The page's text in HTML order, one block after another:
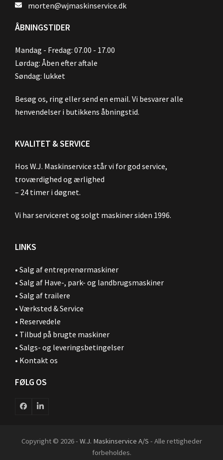
morten@wjmaskinservice.dk
ÅBNINGSTIDER
Mandag - Fredag: 07.00 - 17.00
Lørdag: Åben efter aftale
Søndag: lukket
Besøg os, ring eller send en email. Vi besvarer alle
henvendelser i butikkens åbningstid.
KVALITET & SERVICE
Hos W.J. Maskinservice står vi for god service,
troværdighed og ærlighed
– 24 timer i døgnet.
Vi har serviceret og solgt maskiner siden 1996.
LINKS
• Salg af entreprenørmaskiner
• Salg af Have-, park- og landbrugsmaskiner
• Salg af trailere
• Værksted & Service
• Reservedele
• Tilbud på brugte maskiner
• Salgs- og leveringsbetingelser
• Kontakt os
FØLG OS
FacebookLinkedIn
Copyright © 2026 - W.J. Maskinservice A/S - Alle rettigheder
forbeholdes.